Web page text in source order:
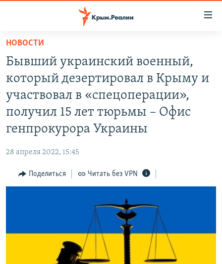
Вернуться
основному
содержанию
Вернутся
главной
навигации
Вернутся
СПЕЦПРОЕКТЫ
КАРТА ВОЕННЫХ ОБЪЕКТОВ КРЫМА
11 ЛЕТ ОККУПАЦИИ КРЫМА. 11 ИСТОРИЙ СОПРОТИВЛЕНИЯ
ЕЩЕ
ТЕЛЕПРОЕКТ КРЫМ.РЕАЛИИ
ПОБЕДИТЕЛЕЙ НЕ СУДЯТ?
КРЫМ.НЕПОКОРЕННЫЙ
КАК ОБОЙТИ БЛОКИРОВКУ
Українською
НОВОСТИ
Бывший украинский военный,
который дезертировал в Крыму и
участвовал в «спецоперации»,
получил 15 лет тюрьмы – Офис
генпрокурора Украины
28 апреля 2022, 15:45
Поделиться Читать без VPN